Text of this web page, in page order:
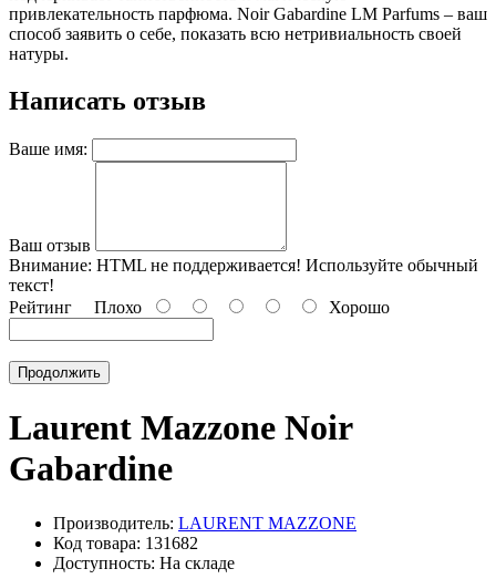
привлекательность парфюма. Noir Gabardine LM Parfums – ваш
способ заявить о себе, показать всю нетривиальность своей
натуры.
Написать отзыв
Ваше имя:
Ваш отзыв
Внимание: HTML не поддерживается! Используйте обычный
текст!
Рейтинг Плохо Хорошо
Продолжить
Laurent Mazzone Noir
Gabardine
Производитель: LAURENT MAZZONE
Код товара: 131682
Доступность: На складе